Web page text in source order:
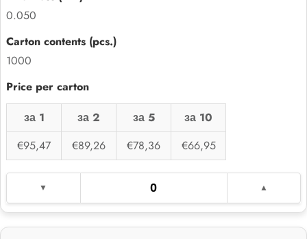
0.050
1000
за 1 за 2 за 5
за 10
€95,47
€89,26 €78,36 €66,95